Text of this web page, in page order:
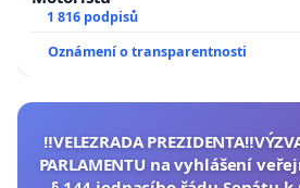
1 816 podpisů
Oznámení o transparentnosti
‼️VELEZRADA
PARLAMENTU na vyhlášení